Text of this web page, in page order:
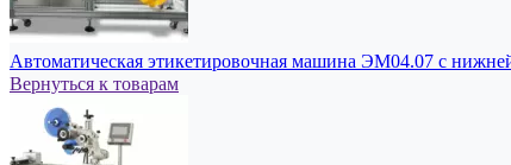
Автоматическая этикетировочная машина ЭМ04.07 с
Вернуться к товарам